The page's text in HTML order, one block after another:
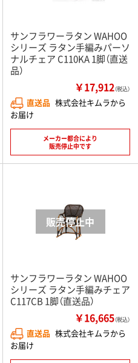
サンフラワーラタン WAHOO
シリーズ ラタン手編みパーソ
ナルチェア C110KA 1脚（直送
品）
￥17,912（税込）
直送品 株式会社キムラから
お届け
メーカー都合により
販売停止中です
サンフラワーラタン WAHOO
シリーズ ラタン手編みチェア
C117CB 1脚（直送品）
￥16,665（税込）
直送品 株式会社キムラから
お届け